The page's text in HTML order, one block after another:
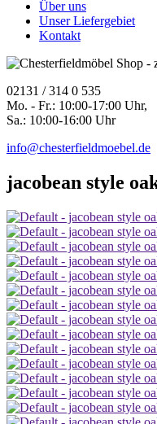
Über uns
Unser Liefergebiet
Kontakt
02131 / 314 0 535
Mo. - Fr.: 10:00-17:00 Uhr,
Sa.: 10:00-16:00 Uhr
info@chesterfieldmoebel.de
jacobean style